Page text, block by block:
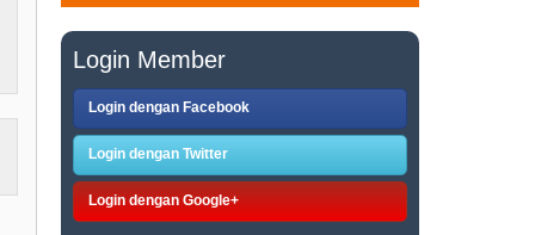
Login Member
Login dengan Facebook
Login dengan Twitter
Login dengan Google+